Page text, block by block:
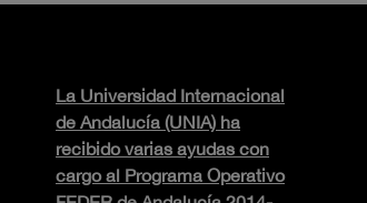
La Universidad Internacional
de Andalucía (UNIA) ha
recibido varias ayudas con
cargo al Programa Operativo